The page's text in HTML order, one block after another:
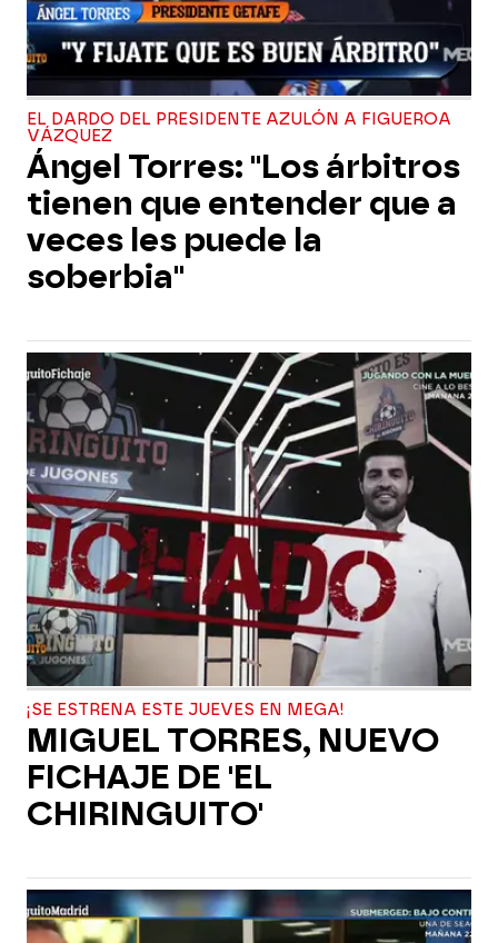
EL DARDO DEL PRESIDENTE AZULÓN A FIGUEROA
VÁZQUEZ
Ángel Torres: "Los árbitros
tienen que entender que a
veces les puede la
soberbia"
¡SE ESTRENA ESTE JUEVES EN MEGA!
MIGUEL TORRES, NUEVO
FICHAJE DE 'EL
CHIRINGUITO'